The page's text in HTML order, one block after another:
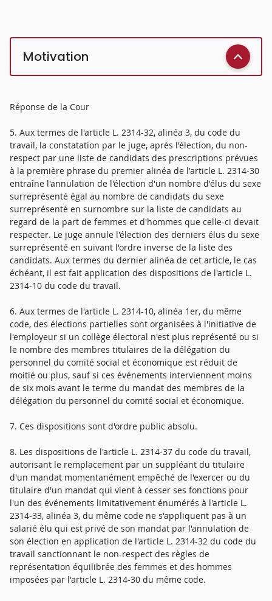
Motivation
Réponse de la Cour
5. Aux termes de l'article L. 2314-32, alinéa 3, du code du
travail, la constatation par le juge, après l'élection, du non-
respect par une liste de candidats des prescriptions prévues
à la première phrase du premier alinéa de l'article L. 2314-30
entraîne l'annulation de l'élection d'un nombre d'élus du sexe
surreprésenté égal au nombre de candidats du sexe
surreprésenté en surnombre sur la liste de candidats au
regard de la part de femmes et d'hommes que celle-ci devait
respecter. Le juge annule l'élection des derniers élus du sexe
surreprésenté en suivant l'ordre inverse de la liste des
candidats. Aux termes du dernier alinéa de cet article, le cas
échéant, il est fait application des dispositions de l'article L.
2314-10 du code du travail.
6. Aux termes de l'article L. 2314-10, alinéa 1er, du même
code, des élections partielles sont organisées à l'initiative de
l'employeur si un collège électoral n'est plus représenté ou si
le nombre des membres titulaires de la délégation du
personnel du comité social et économique est réduit de
moitié ou plus, sauf si ces événements interviennent moins
de six mois avant le terme du mandat des membres de la
délégation du personnel du comité social et économique.
7. Ces dispositions sont d'ordre public absolu.
8. Les dispositions de l'article L. 2314-37 du code du travail,
autorisant le remplacement par un suppléant du titulaire
d'un mandat momentanément empêché de l'exercer ou du
titulaire d'un mandat qui vient à cesser ses fonctions pour
l'un des événements limitativement énumérés à l'article L.
2314-33, alinéa 3, du même code ne s'appliquent pas à un
salarié élu qui est privé de son mandat par l'annulation de
son élection en application de l'article L. 2314-32 du code du
travail sanctionnant le non-respect des règles de
représentation équilibrée des femmes et des hommes
imposées par l'article L. 2314-30 du même code.